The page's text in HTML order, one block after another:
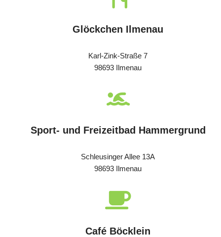
Glöckchen Ilmenau
Karl-Zink-Straße 7
98693 Ilmenau
Sport- und Freizeitbad Hammergrund
Schleusinger Allee 13A
98693 Ilmenau
Café Böcklein